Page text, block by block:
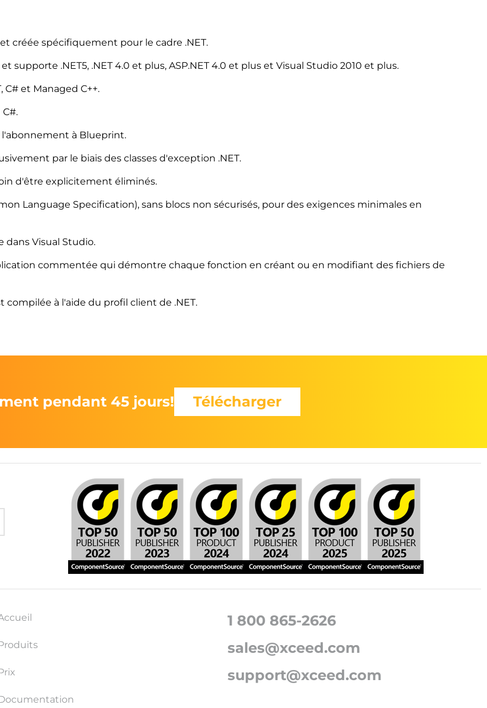
créée spécifiquement pour le cadre .NET.
supporte .NET5, .NET 4.0 et plus, ASP.NET 4.0 et plus et Visual Studio 2010 et plus.
C# et Managed C++.
l'abonnement à Blueprint.
par le biais des classes d'exception .NET.
d'être explicitement éliminés.
Language Specification), sans blocs non sécurisés, pour des exigences minimales en
Visual Studio.
commentée qui démontre chaque fonction en créant ou en modifiant des fichiers de
compilée à l'aide du profil client de .NET.
pendant 45 jours! Télécharger
1 800 865-2626
sales@xceed.com
support@xceed.com